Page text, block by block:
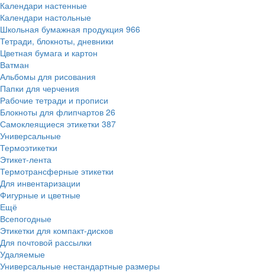
Календари настенные
Календари настольные
Школьная бумажная продукция 966
Тетради, блокноты, дневники
Цветная бумага и картон
Ватман
Альбомы для рисования
Папки для черчения
Рабочие тетради и прописи
Блокноты для флипчартов 26
Самоклеящиеся этикетки 387
Универсальные
Термоэтикетки
Этикет-лента
Термотрансферные этикетки
Для инвентаризации
Фигурные и цветные
Ещё
Всепогодные
Этикетки для компакт-дисков
Для почтовой рассылки
Удаляемые
Универсальные нестандартные размеры